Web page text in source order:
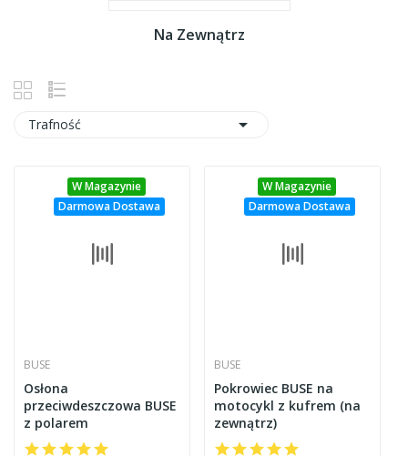
Na Zewnątrz
Trafność 
W Magazynie
Darmowa Dostawa
BUSE
Osłona
przeciwdeszczowa BUSE
z polarem
W Magazynie
Darmowa Dostawa
BUSE
Pokrowiec BUSE na
motocykl z kufrem (na
zewnątrz)